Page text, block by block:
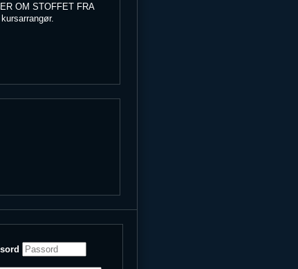
OM STOFFET FRA